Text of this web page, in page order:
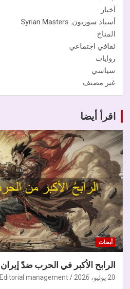
أخبار
أسياد سوريون. Syrian Masters
المناخ
ثقافي اجتماعي
روايات
سياسي
غير مصنف
اقرأ أيضا
أبحاث
الرابح الأكبر في الحرب ضدّ إيران
20 يوليو، 2026 Editorial management